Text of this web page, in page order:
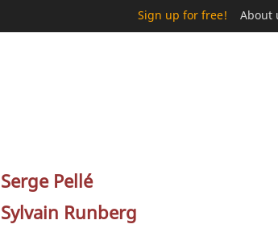
Sign up for free! About
Serge Pellé
Sylvain Runberg